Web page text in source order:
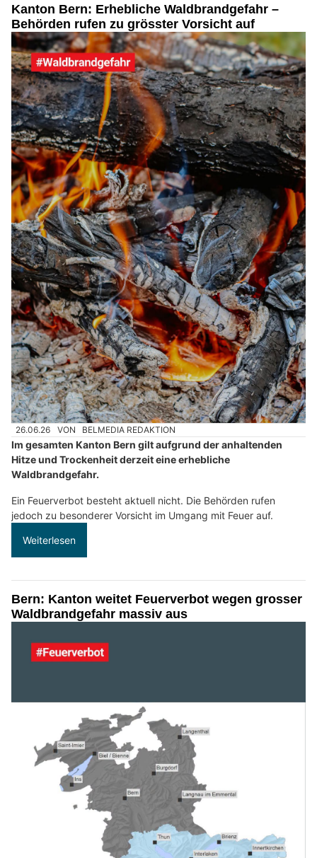
Kanton Bern: Erhebliche Waldbrandgefahr –
Behörden rufen zu grösster Vorsicht auf
26.06.26 VON BELMEDIA REDAKTION
Im gesamten Kanton Bern gilt aufgrund der anhaltenden
Hitze und Trockenheit derzeit eine erhebliche
Waldbrandgefahr.
Ein Feuerverbot besteht aktuell nicht. Die Behörden rufen
jedoch zu besonderer Vorsicht im Umgang mit Feuer auf.
Weiterlesen
Bern: Kanton weitet Feuerverbot wegen grosser
Waldbrandgefahr massiv aus